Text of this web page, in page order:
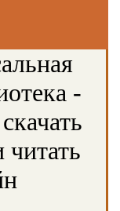
-
читать